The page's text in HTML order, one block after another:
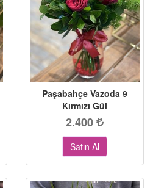
Paşabahçe Vazoda 9
Kırmızı Gül
2.400
Satın Al